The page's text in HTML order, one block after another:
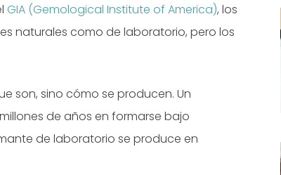
GIA (Gemological Institute of America), los
naturales como de laboratorio, pero los
son, sino cómo se producen. Un
de años en formarse bajo
de laboratorio se produce en